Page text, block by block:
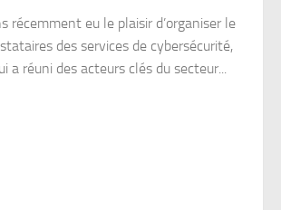
récemment eu le plaisir d’organiser le
des services de cybersécurité,
réuni des acteurs clés du secteur...